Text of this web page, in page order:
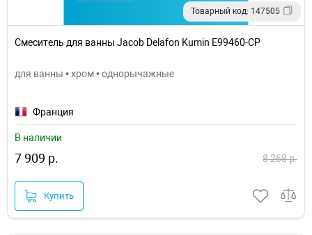
Товарный код: 147505
Смеситель для ванны Jacob Delafon Kumin E99460-CP
для ванны • хром • однорычажные
Франция
В наличии
7 909 р. 8 268 р.
Купить